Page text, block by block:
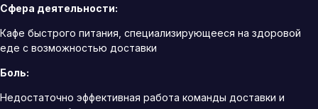
Сфера деятельности:
Кафе быстрого питания, специализирующееся на здоровой
еде с возможностью доставки
Боль:
Недостаточно эффективная работа команды доставки и